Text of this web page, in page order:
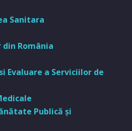
Sanitara
România
Evaluare a Serviciilor de
Publică şi